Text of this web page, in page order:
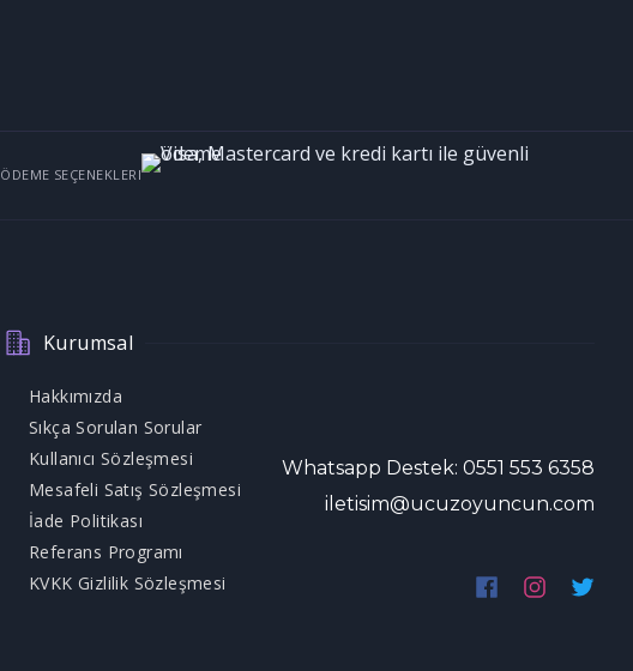
ÖDEME SEÇENEKLERI
Kurumsal
Hakkımızda
Sıkça Sorulan Sorular
Kullanıcı Sözleşmesi
Mesafeli Satış Sözleşmesi
İade Politikası
Referans Programı
KVKK Gizlilik Sözleşmesi
Whatsapp Destek: 0551 553 6358
iletisim@ucuzoyuncun.com